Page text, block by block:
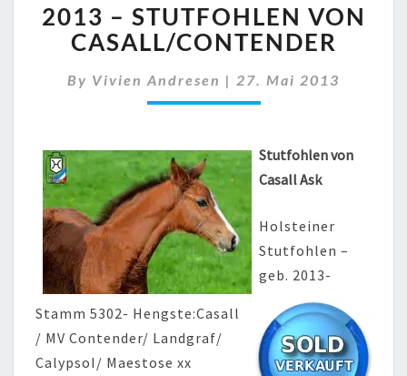
–
STUTFOHLEN
VON
CASALL/CONTENDER
2013 – STUTFOHLEN VON
CASALL/CONTENDER
By Vivien Andresen | 27. Mai 2013
Stutfohlen von
Casall Ask
Holsteiner
Stutfohlen –
geb. 2013-
Stamm 5302- Hengste:Casall
/ MV Contender/ Landgraf/
CalypsoI/ Maestose xx